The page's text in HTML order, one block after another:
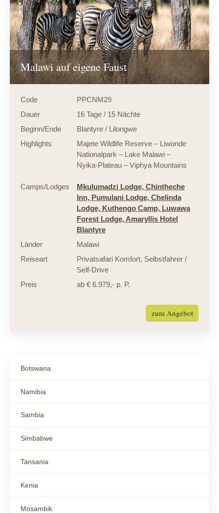
Malawi auf eigene Faust
Code
PPCNM29
Dauer
16 Tage / 15 Nächte
Beginn/Ende
Blantyre / Lilongwe
Highlights
Majete Wildlife Reserve – Liwonde
Nationalpark – Lake Malawi –
Nyika-Plateau – Viphya Mountains
Camps/Lodges Mkulumadzi Lodge, Chintheche
Inn, Pumulani Lodge, Chelinda
Lodge, Kuthengo Camp, Luwawa
Forest Lodge, Amaryllis Hotel
Blantyre
Länder
Malawi
Reiseart
Privatsafari Komfort, Selbstfahrer /
Self-Drive
Preis
ab € 6.979,- p. P.
zum Angebot
Botswana
Namibia
Sambia
Simbabwe
Tansania
Kenia
Mosambik